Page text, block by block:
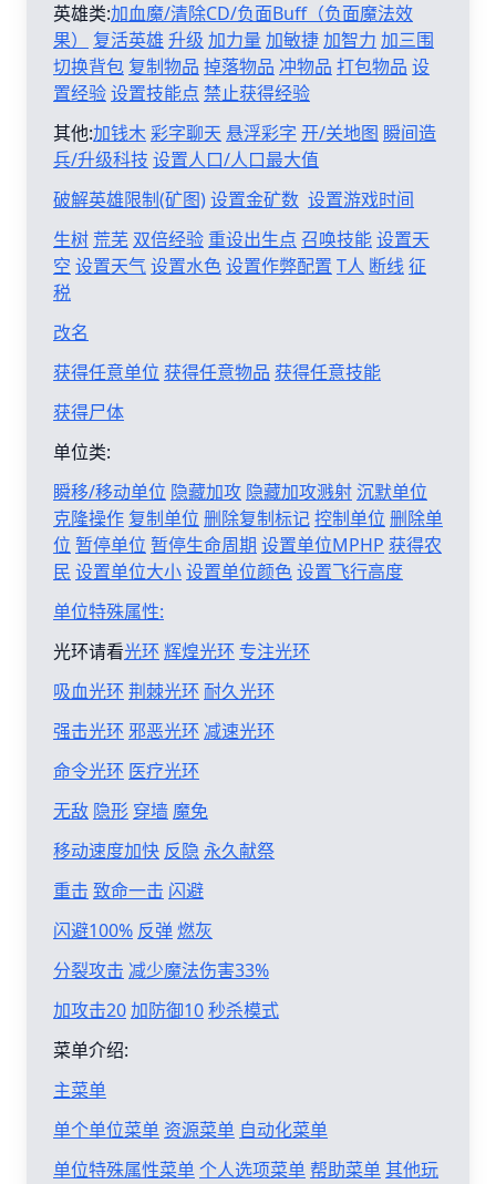
英雄类:加血魔/清除CD/负面Buff（负面魔法效
果）
复活英雄 升级 加力量 加敏捷加智力 加三围
切换背包 复制物品 掉落物品 冲物品 打包物品 设
置经验设置技能点 禁止获得经验
其他:加钱木彩字聊天 悬浮彩字 开/关地图 瞬间造
兵/升级科技 设置人口/人口最大值
破解英雄限制(矿图)设置金矿数 设置游戏时间
生树 荒芜 双倍经验 重设出生点 召唤技能设置天
空 设置天气设置水色设置作弊配置 T人 断线征
税
改名
获得任意单位 获得任意物品 获得任意技能
获得尸体
单位类:
瞬移/移动单位 隐藏加攻 隐藏加攻溅射沉默单位
克隆操作 复制单位 删除复制标记控制单位 删除单
位 暂停单位 暂停生命周期 设置单位MPHP 获得农
民 设置单位大小设置单位颜色设置飞行高度
单位特殊属性:
光环请看光环 辉煌光环 专注光环
吸血光环 荆棘光环 耐久光环
强击光环 邪恶光环 减速光环
命令光环 医疗光环
无敌 隐形 穿墙 魔免
移动速度加快 反隐 永久献祭
重击 致命一击 闪避
闪避100% 反弹燃灰
分裂攻击 减少魔法伤害33%
加攻击20加防御10秒杀模式
菜单介绍:
主菜单
单个单位菜单 资源菜单 自动化菜单
单位特殊属性菜单个人选项菜单帮助菜单其他玩